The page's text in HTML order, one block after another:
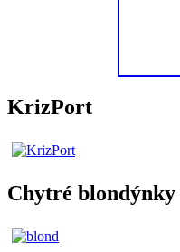
KrizPort
Chytré blondýnky